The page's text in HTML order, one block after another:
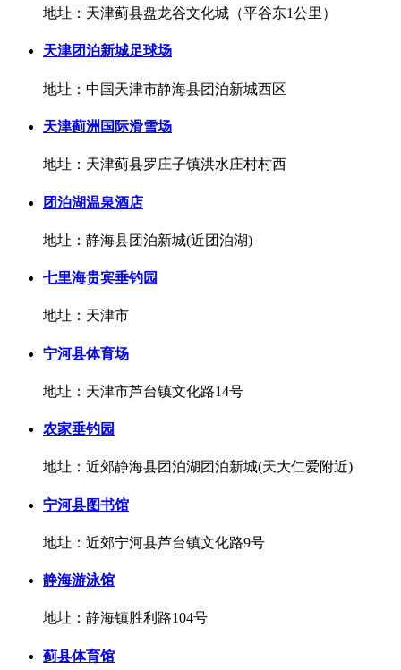
地址：天津蓟县盘龙谷文化城（平谷东1公里）
天津团泊新城足球场
地址：中国天津市静海县团泊新城西区
天津蓟洲国际滑雪场
地址：天津蓟县罗庄子镇洪水庄村村西
团泊湖温泉酒店
地址：静海县团泊新城(近团泊湖)
七里海贵宾垂钓园
地址：天津市
宁河县体育场
地址：天津市芦台镇文化路14号
农家垂钓园
地址：近郊静海县团泊湖团泊新城(天大仁爱附近)
宁河县图书馆
地址：近郊宁河县芦台镇文化路9号
静海游泳馆
地址：静海镇胜利路104号
蓟县体育馆